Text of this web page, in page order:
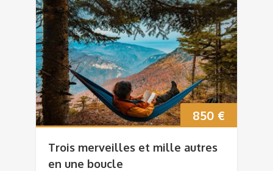
850 €
Trois merveilles et mille autres
en une boucle